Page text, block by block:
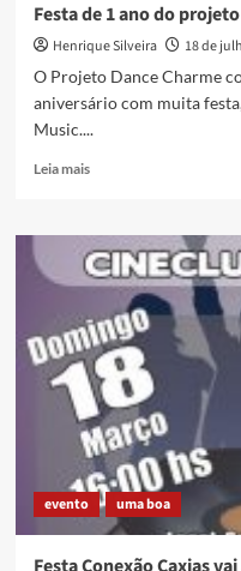
Festa de 1 ano do
Henrique Silveira 18 de
O Projeto Dance Charme
aniversário com muita
Music....
Leia maisRead
Festa
de
1
do
projeto
Dance
Charme
evento uma boa